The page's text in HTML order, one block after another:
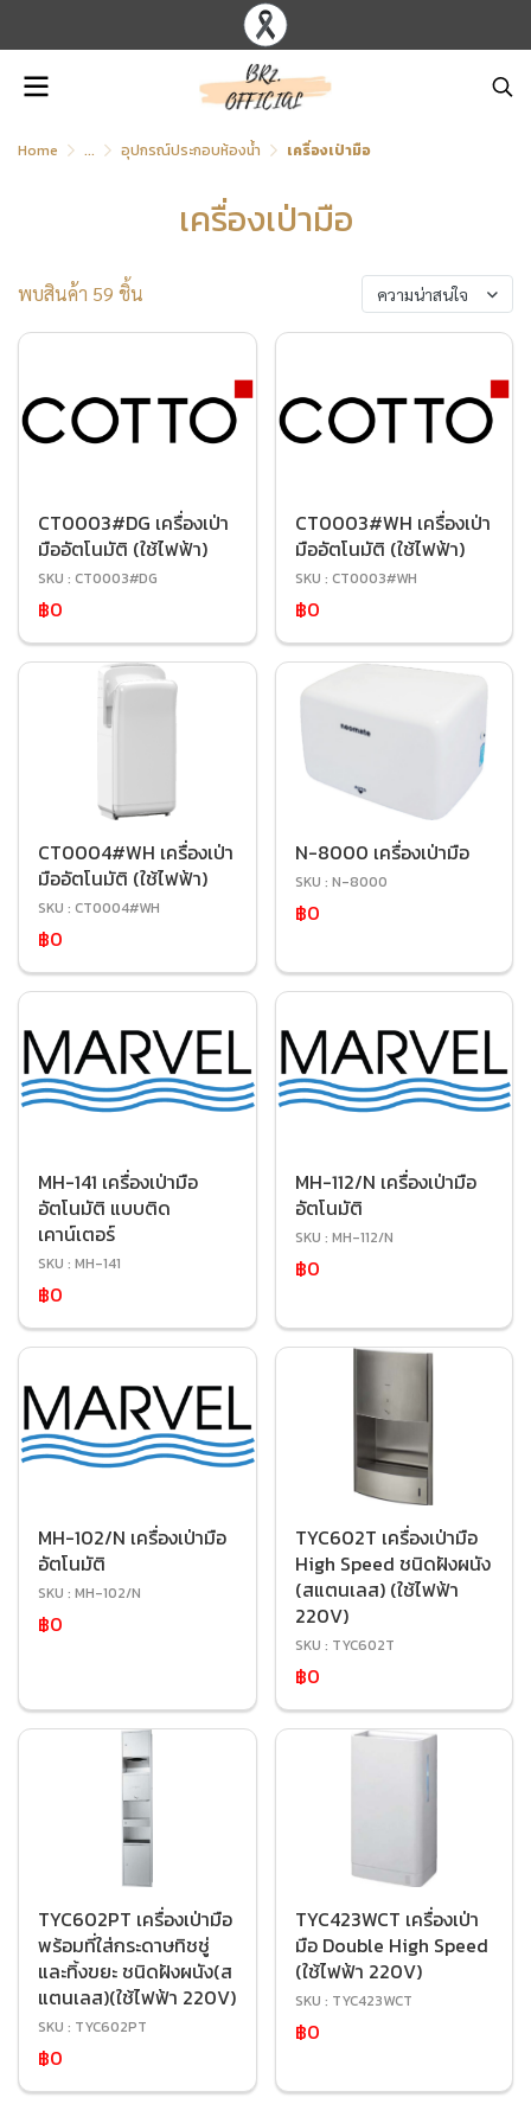
Home ... อุปกรณ์ประกอบห้องน้ำ เครื่องเป่ามือ
เครื่องเป่ามือ
พบสินค้า 59 ชิ้น ความน่าสนใจ
CT0003#DG เครื่องเป่า
มืออัตโนมัติ (ใช้ไฟฟ้า)
SKU : CT0003#DG
฿0
CT0003#WH เครื่องเป่า
มืออัตโนมัติ (ใช้ไฟฟ้า)
SKU : CT0003#WH
฿0
CT0004#WH เครื่องเป่า
มืออัตโนมัติ (ใช้ไฟฟ้า)
SKU : CT0004#WH
฿0
N-8000 เครื่องเป่ามือ
SKU : N-8000
฿0
MH-141 เครื่องเป่ามือ
อัตโนมัติ แบบติด
เคาน์เตอร์
SKU : MH-141
฿0
MH-112/N เครื่องเป่ามือ
อัตโนมัติ
SKU : MH-112/N
฿0
MH-102/N เครื่องเป่ามือ
อัตโนมัติ
SKU : MH-102/N
฿0
TYC602T เครื่องเป่ามือ
High Speed ชนิดฝังผนัง
(สแตนเลส) (ใช้ไฟฟ้า
220V)
SKU : TYC602T
฿0
TYC602PT เครื่องเป่ามือ
พร้อมที่ใส่กระดาษทิชชู่
และทิ้งขยะ ชนิดฝังผนัง(ส
แตนเลส)(ใช้ไฟฟ้า 220V)
SKU : TYC602PT
฿0
TYC423WCT เครื่องเป่า
มือ Double High Speed
(ใช้ไฟฟ้า 220V)
SKU : TYC423WCT
฿0